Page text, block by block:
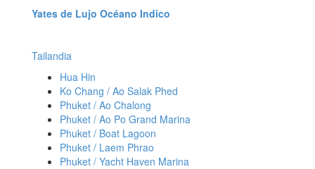
Yates de Lujo Océano Indico
Tailandia
Hua Hin
Ko Chang / Ao Salak Phed
Phuket / Ao Chalong
Phuket / Ao Po Grand Marina
Phuket / Boat Lagoon
Phuket / Laem Phrao
Phuket / Yacht Haven Marina